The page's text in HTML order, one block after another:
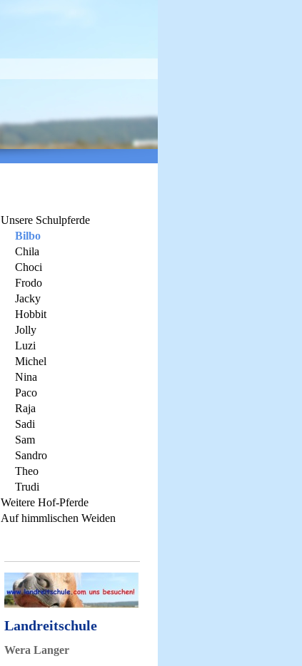
Unsere Schulpferde
Bilbo
Chila
Choci
Frodo
Jacky
Hobbit
Jolly
Luzi
Michel
Nina
Paco
Raja
Sadi
Sam
Sandro
Theo
Trudi
Weitere Hof-Pferde
Auf himmlischen Weiden
Landreitschule
Wera Langer